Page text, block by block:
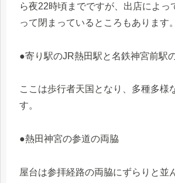
ら夜22時頃までですが、出店によっ
って閉まっているところもあります。
●寄り駅のJR熱田駅と名鉄神宮前駅
ここは歩行者天国となり、多種多様
す。
●熱田神宮の参道の両脇
屋台は参拝経路の両脇にずらりと並